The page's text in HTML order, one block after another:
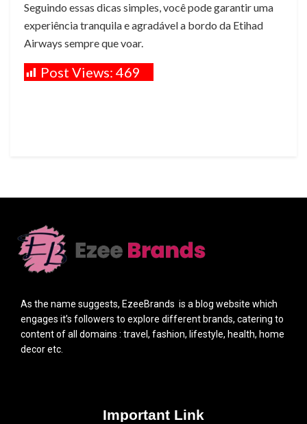
Seguindo essas dicas simples, você pode garantir uma
experiência tranquila e agradável a bordo da Etihad
Airways sempre que voar.
Post Views: 469
As the name suggests, EzeeBrands is a blog website which
engages it’s followers to explore different brands, catering to
content of all domains : travel, fashion, lifestyle, health, home
decor etc.
Important Link